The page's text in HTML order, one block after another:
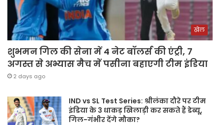
खेल
शुभमन गिल की सेना में 4 नेट बॉलर्स की एंट्री, 7
अगस्त से अभ्यास मैच में पसीना बहाएगी टीम इंडिया
2 days ago
IND vs SL Test Series: श्रीलंका दौरे पर टीम
इंडिया के 3 धाकड़ खिलाड़ी कर सकते हैं डेब्यू,
गिल-गंभीर देंगे मौका?